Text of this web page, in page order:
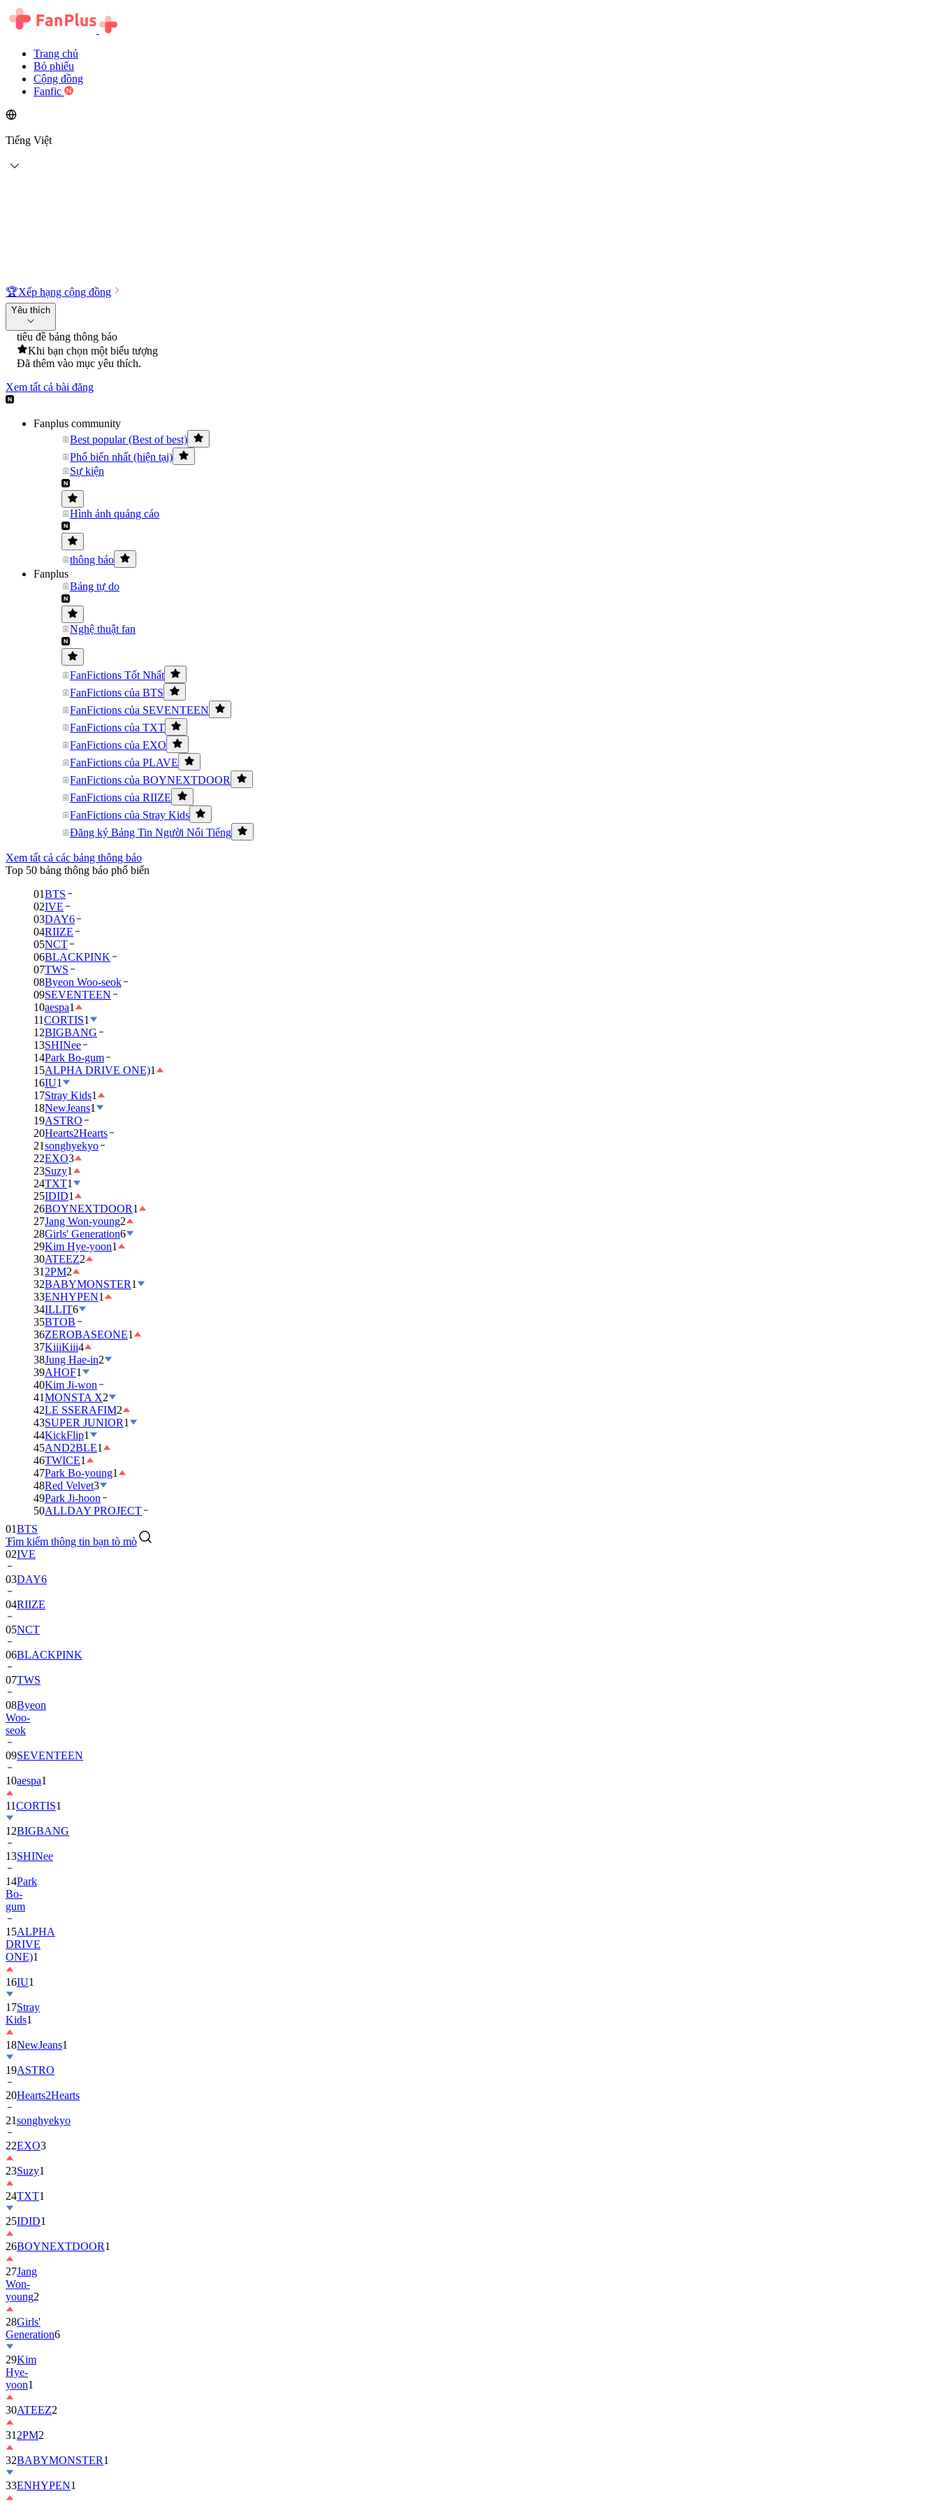
Trang chủ
Bỏ phiếu
Cộng đồng
Fanfic
Tiếng Việt
🏆Xếp hạng cộng đồng
Yêu thích
tiêu đề bảng thông báo
Khi bạn chọn một biểu tượng
Đã thêm vào mục yêu thích.
Xem tất cả bài đăng
Fanplus community
Best popular (Best of best)
Phổ biến nhất (hiện tại)
Sự kiện
Hình ảnh quảng cáo
thông báo
Fanplus
Bảng tự do
Nghệ thuật fan
FanFictions Tốt Nhất
FanFictions của BTS
FanFictions của SEVENTEEN
FanFictions của TXT
FanFictions của EXO
FanFictions của PLAVE
FanFictions của BOYNEXTDOOR
FanFictions của RIIZE
FanFictions của Stray Kids
Đăng ký Bảng Tin Người Nổi Tiếng
Xem tất cả các bảng thông báo
Top 50 bảng thông báo phổ biến
01BTS
02IVE
03DAY6
04RIIZE
05NCT
06BLACKPINK
07TWS
08Byeon Woo-seok
09SEVENTEEN
10aespa1
11CORTIS1
12BIGBANG
13SHINee
14Park Bo-gum
15ALPHA DRIVE ONE)1
16IU1
17Stray Kids1
18NewJeans1
19ASTRO
20Hearts2Hearts
21songhyekyo
22EXO3
23Suzy1
24TXT1
25IDID1
26BOYNEXTDOOR1
27Jang Won-young2
28Girls' Generation6
29Kim Hye-yoon1
30ATEEZ2
31 2PM2
32BABYMONSTER1
33ENHYPEN1
34ILLIT6
35BTOB
36ZEROBASEONE1
37KiiiKiii4
38Jung Hae-in2
39AHOF1
40Kim Ji-won
41MONSTA X2
42LE SSERAFIM2
43SUPER JUNIOR1
44KickFlip1
45AND2BLE1
46TWICE1
47Park Bo-young1
48Red Velvet3
49Park Ji-hoon
50ALLDAY PROJECT
Tìm kiếm thông tin bạn tò mò
01BTS
02IVE
03DAY6
04RIIZE
05NCT
06BLACKPINK
07TWS
08Byeon
Woo-
seok
09SEVENTEEN
10aespa1
11CORTIS1
12BIGBANG
13SHINee
14Park
Bo-
gum
15ALPHA
DRIVE
ONE)1
16IU1
17Stray
Kids1
18NewJeans1
19ASTRO
20Hearts2Hearts
21songhyekyo
22EXO3
23Suzy1
24TXT1
25IDID1
26BOYNEXTDOOR1
27Jang
Won-
young2
28Girls'
Generation6
29Kim
Hye-
yoon1
30ATEEZ2
31 2PM2
32BABYMONSTER1
33ENHYPEN1